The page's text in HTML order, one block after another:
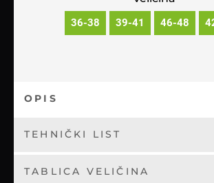
36-38 39-41 46-48
OPIS
TEHNIČKI LIST
TABLICA VELIČINA